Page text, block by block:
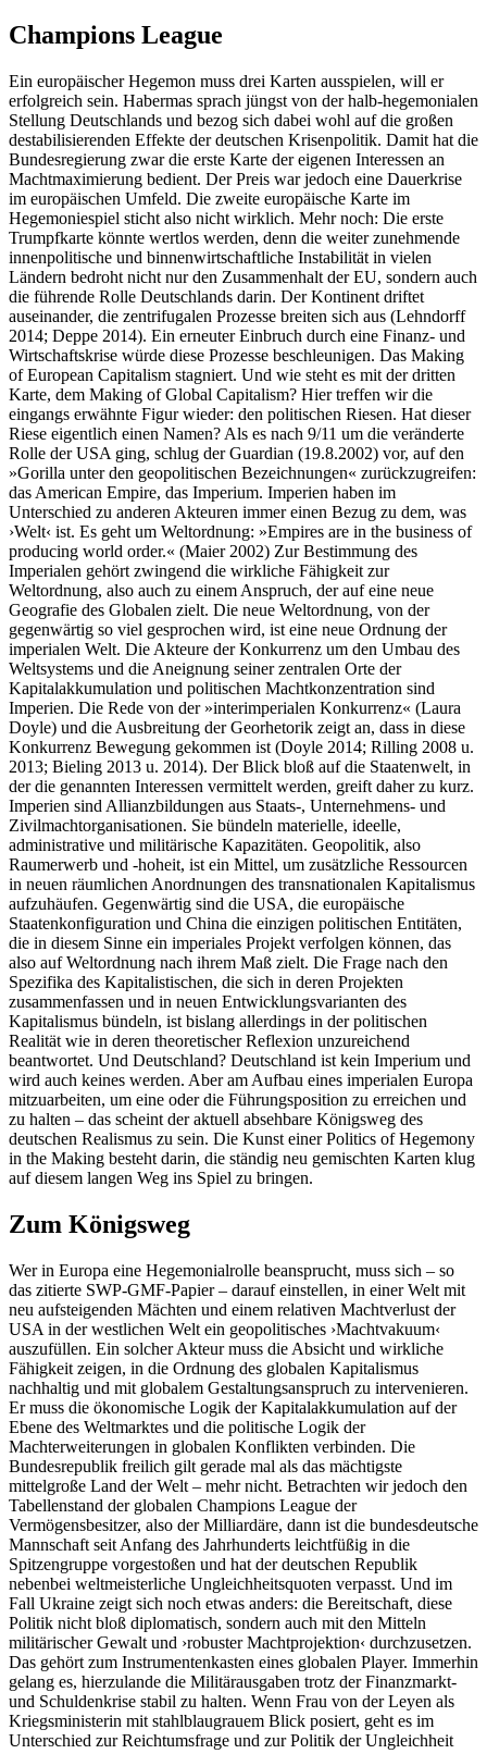
Champions League
Ein europäischer Hegemon muss drei Karten ausspielen, will er
erfolgreich sein. Habermas sprach jüngst von der halb-hegemonialen
Stellung Deutschlands und bezog sich dabei wohl auf die großen
destabilisierenden Effekte der deutschen Krisenpolitik. Damit hat die
Bundesregierung zwar die erste Karte der eigenen Interessen an
Machtmaximierung bedient. Der Preis war jedoch eine Dauerkrise
im europäischen Umfeld. Die zweite europäische Karte im
Hegemoniespiel sticht also nicht wirklich. Mehr noch: Die erste
Trumpfkarte könnte wertlos werden, denn die weiter zunehmende
innenpolitische und binnenwirtschaftliche Instabilität in vielen
Ländern bedroht nicht nur den Zusammenhalt der EU, sondern auch
die führende Rolle Deutschlands darin. Der Kontinent driftet
auseinander, die zentrifugalen Prozesse breiten sich aus (Lehndorff
2014; Deppe 2014). Ein erneuter Einbruch durch eine Finanz- und
Wirtschaftskrise würde diese Prozesse beschleunigen. Das Making
of European Capitalism stagniert. Und wie steht es mit der dritten
Karte, dem Making of Global Capitalism? Hier treffen wir die
eingangs erwähnte Figur wieder: den politischen Riesen. Hat dieser
Riese eigentlich einen Namen? Als es nach 9/11 um die veränderte
Rolle der USA ging, schlug der Guardian (19.8.2002) vor, auf den
»Gorilla unter den geopolitischen Bezeichnungen« zurückzugreifen:
das American Empire, das Imperium. Imperien haben im
Unterschied zu anderen Akteuren immer einen Bezug zu dem, was
›Welt‹ ist. Es geht um Weltordnung: »Empires are in the business of
producing world order.« (Maier 2002) Zur Bestimmung des
Imperialen gehört zwingend die wirkliche Fähigkeit zur
Weltordnung, also auch zu einem Anspruch, der auf eine neue
Geografie des Globalen zielt. Die neue Weltordnung, von der
gegenwärtig so viel gesprochen wird, ist eine neue Ordnung der
imperialen Welt. Die Akteure der Konkurrenz um den Umbau des
Weltsystems und die Aneignung seiner zentralen Orte der
Kapitalakkumulation und politischen Machtkonzentration sind
Imperien. Die Rede von der »interimperialen Konkurrenz« (Laura
Doyle) und die Ausbreitung der Georhetorik zeigt an, dass in diese
Konkurrenz Bewegung gekommen ist (Doyle 2014; Rilling 2008 u.
2013; Bieling 2013 u. 2014). Der Blick bloß auf die Staatenwelt, in
der die genannten Interessen vermittelt werden, greift daher zu kurz.
Imperien sind Allianzbildungen aus Staats-, Unternehmens- und
Zivilmachtorganisationen. Sie bündeln materielle, ideelle,
administrative und militärische Kapazitäten. Geopolitik, also
Raumerwerb und -hoheit, ist ein Mittel, um zusätzliche Ressourcen
in neuen räumlichen Anordnungen des transnationalen Kapitalismus
aufzuhäufen. Gegenwärtig sind die USA, die europäische
Staatenkonfiguration und China die einzigen politischen Entitäten,
die in diesem Sinne ein imperiales Projekt verfolgen können, das
also auf Weltordnung nach ihrem Maß zielt. Die Frage nach den
Spezifika des Kapitalistischen, die sich in deren Projekten
zusammenfassen und in neuen Entwicklungsvarianten des
Kapitalismus bündeln, ist bislang allerdings in der politischen
Realität wie in deren theoretischer Reflexion unzureichend
beantwortet. Und Deutschland? Deutschland ist kein Imperium und
wird auch keines werden. Aber am Aufbau eines imperialen Europa
mitzuarbeiten, um eine oder die Führungsposition zu erreichen und
zu halten – das scheint der aktuell absehbare Königsweg des
deutschen Realismus zu sein. Die Kunst einer Politics of Hegemony
in the Making besteht darin, die ständig neu gemischten Karten klug
auf diesem langen Weg ins Spiel zu bringen.
Zum Königsweg
Wer in Europa eine Hegemonialrolle beansprucht, muss sich – so
das zitierte SWP-GMF-Papier – darauf einstellen, in einer Welt mit
neu aufsteigenden Mächten und einem relativen Machtverlust der
USA in der westlichen Welt ein geopolitisches ›Machtvakuum‹
auszufüllen. Ein solcher Akteur muss die Absicht und wirkliche
Fähigkeit zeigen, in die Ordnung des globalen Kapitalismus
nachhaltig und mit globalem Gestaltungsanspruch zu intervenieren.
Er muss die ökonomische Logik der Kapitalakkumulation auf der
Ebene des Weltmarktes und die politische Logik der
Machterweiterungen in globalen Konflikten verbinden. Die
Bundesrepublik freilich gilt gerade mal als das mächtigste
mittelgroße Land der Welt – mehr nicht. Betrachten wir jedoch den
Tabellenstand der globalen Champions League der
Vermögensbesitzer, also der Milliardäre, dann ist die bundesdeutsche
Mannschaft seit Anfang des Jahrhunderts leichtfüßig in die
Spitzengruppe vorgestoßen und hat der deutschen Republik
nebenbei weltmeisterliche Ungleichheitsquoten verpasst. Und im
Fall Ukraine zeigt sich noch etwas anders: die Bereitschaft, diese
Politik nicht bloß diplomatisch, sondern auch mit den Mitteln
militärischer Gewalt und ›robuster Machtprojektion‹ durchzusetzen.
Das gehört zum Instrumentenkasten eines globalen Player. Immerhin
gelang es, hierzulande die Militärausgaben trotz der Finanzmarkt-
und Schuldenkrise stabil zu halten. Wenn Frau von der Leyen als
Kriegsministerin mit stahlblaugrauem Blick posiert, geht es im
Unter­schied zur Reichtumsfrage und zur Politik der Ungleichheit